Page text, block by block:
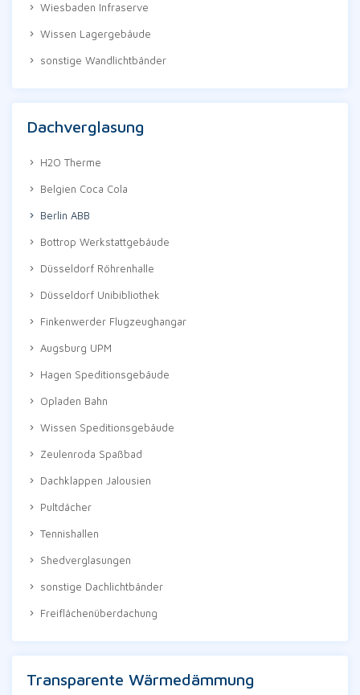
Wiesbaden Infraserve
Wissen Lagergebäude
sonstige Wandlichtbänder
Dachverglasung
H2O Therme
Belgien Coca Cola
Berlin ABB
Bottrop Werkstattgebäude
Düsseldorf Röhrenhalle
Düsseldorf Unibibliothek
Finkenwerder Flugzeughangar
Augsburg UPM
Hagen Speditionsgebäude
Opladen Bahn
Wissen Speditionsgebäude
Zeulenroda Spaßbad
Dachklappen Jalousien
Pultdächer
Tennishallen
Shedverglasungen
sonstige Dachlichtbänder
Freiflächenüberdachung
Transparente Wärmedämmung